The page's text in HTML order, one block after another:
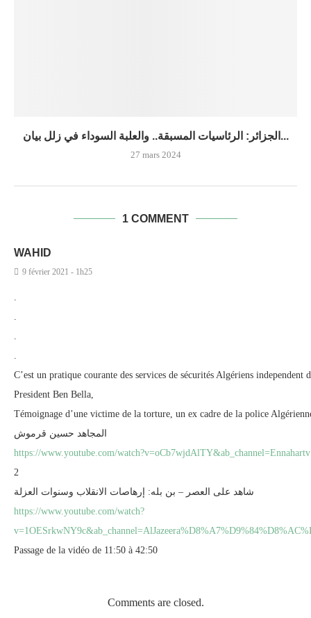
الجزائر: الرئاسيات المسبقة.. والعلبة السوداء في زلل بيان...
27 mars 2024
1 COMMENT
WAHID
9 février 2021 - 1h25
.
.
.
.
C’est un pratique courante des services de sécurités Algériens independent
President Ben Bella,
Témoignage d’une victime de la torture, un ex cadre de la police
المجاهد حسين قرموش
https://www.youtube.com/watch?v=oCb7wjdAlTY&ab_channel=Ennahartv
2
شاهد على العصر – بن بله: إرهاصات الانقلاب وسنوات العزلة
https://www.youtube.com/watch?
Passage de la vidéo de 11:50 à 42:50
Comments are closed.